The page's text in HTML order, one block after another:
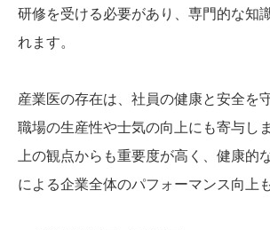
研修を受ける必要があり、専門的な知
れます。
産業医の存在は、社員の健康と安全を
職場の生産性や士気の向上にも寄与し
上の観点からも重要度が高く、健康的
による企業全体のパフォーマンス向上